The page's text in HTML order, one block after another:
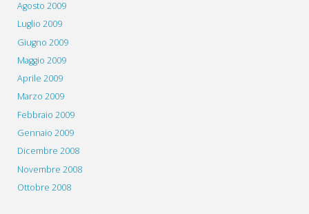
Agosto 2009
Luglio 2009
Giugno 2009
Maggio 2009
Aprile 2009
Marzo 2009
Febbraio 2009
Gennaio 2009
Dicembre 2008
Novembre 2008
Ottobre 2008